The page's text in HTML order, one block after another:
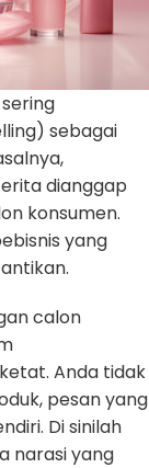
sebagai
dianggap
konsumen.
yang
calon
Anda tidak
pesan yang
Di sinilah
narasi yang